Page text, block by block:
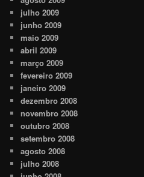
julho 2009
junho 2009
maio 2009
abril 2009
março 2009
fevereiro 2009
janeiro 2009
dezembro 2008
novembro 2008
outubro 2008
setembro 2008
agosto 2008
julho 2008